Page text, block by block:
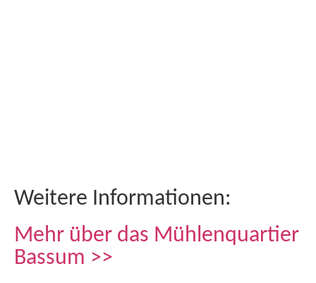
Weitere Informationen:
Mehr über das Mühlenquartier
Bassum >>